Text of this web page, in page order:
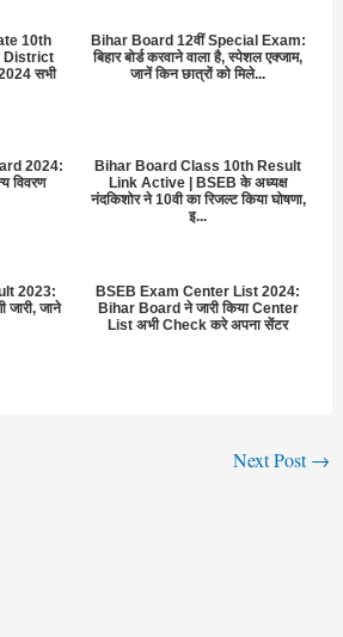
10th
District
सभी
Bihar Board 12वीं Special Exam:
बिहार बोर्ड करवाने वाला है, स्पेशल एक्जाम,
जानें किन छात्रों को मिले...
2024:
विवरण
Bihar Board Class 10th Result
Link Active | BSEB के अध्यक्ष
नंदकिशोर ने 10वी का रिजल्ट किया घोषणा,
इ...
2023:
जारी, जाने
BSEB Exam Center List 2024:
Bihar Board ने जारी किया Center
List अभी Check करे अपना सेंटर
Next Post→